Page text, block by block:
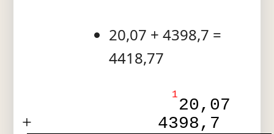
20,07 + 4398,7 =
4418,77
1
  20,07
+
4398,7